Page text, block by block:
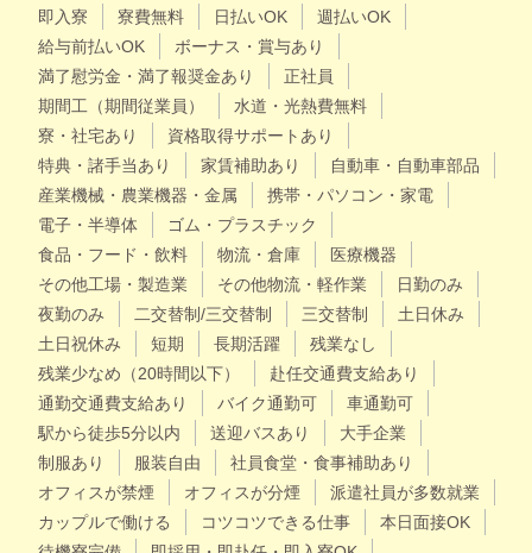
即入寮
寮費無料 日払いOK
週払いOK
給与前払いOK
ボーナス・賞与あり
満了慰労金・満了報奨金あり
正社員
期間工（期間従業員）
水道・光熱費無料
寮・社宅あり
資格取得サポートあり
特典・諸手当あり
家賃補助あり
自動車・自動車部品
産業機械・農業機器・金属
携帯・パソコン・家電
電子・半導体
ゴム・プラスチック
食品・フード・飲料
物流・倉庫
医療機器
その他工場・製造業
その他物流・軽作業
日勤のみ
夜勤のみ
二交替制/三交替制 三交替制
土日休み
土日祝休み
短期 長期活躍
残業なし
残業少なめ（20時間以下）
赴任交通費支給あり
通勤交通費支給あり
バイク通勤可
車通勤可
駅から徒歩5分以内
送迎バスあり
大手企業
制服あり
服装自由
社員食堂・食事補助あり
オフィスが禁煙
オフィスが分煙
派遣社員が多数就業
カップルで働ける
コツコツできる仕事
本日面接OK